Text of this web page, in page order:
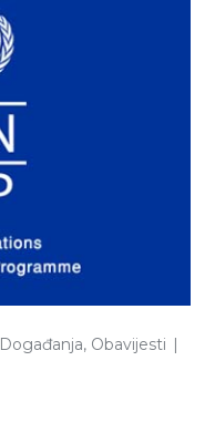
Događanja, Obavijesti